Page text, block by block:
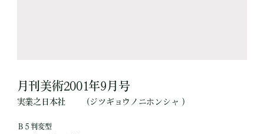
月刊美術2001年9月号
実業之日本社 （ジツギョウノニホンシャ ）
Ｂ５判変型